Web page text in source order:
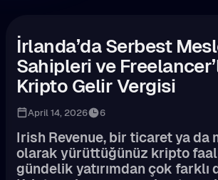
İrlanda’da Serbest
Sahipleri ve
Kripto Gelir Vergisi
April 14, 2026 6
Irish Revenue, bir ticaret ya da
olarak yürüttüğünüz kripto
gündelik yatırımdan çok farklı